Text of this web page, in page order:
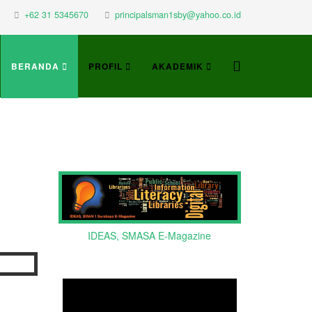
+62 31 5345670 principalsman1sby@yahoo.co.id
BERANDA PROFIL AKADEMIK
IDEAS, SMASA E-Magazine